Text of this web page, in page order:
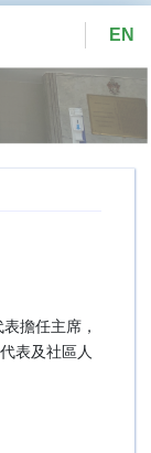
EN
擔任主席，
表及社區人